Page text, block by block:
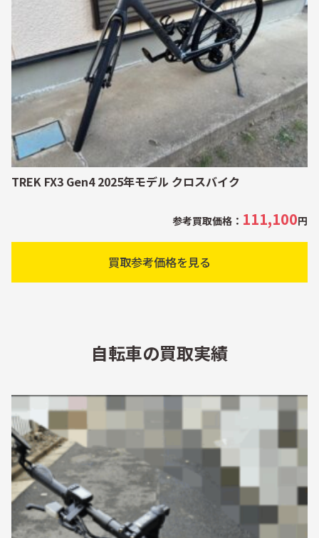
TREK FX3 Gen4 2025年モデル クロスバイク
参考買取価格： 111,100円
買取参考価格を見る
自転車の買取実績